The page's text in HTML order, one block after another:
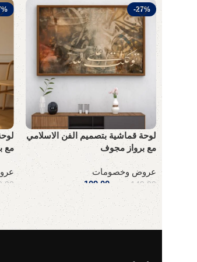
-27%
لوحة قماشية بتصميم الفن الاسلامي
مع برواز مجوف
عروض وخصومات
149,00 ر.س 109,00 ر.س
إضافة إلى السلة
مع
Read More